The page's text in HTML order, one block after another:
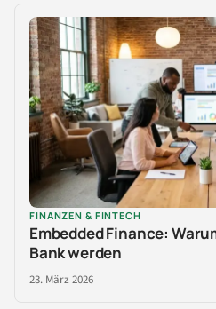
FINANZEN & FINTECH
Embedded Finance:
Bank werden
23. März 2026